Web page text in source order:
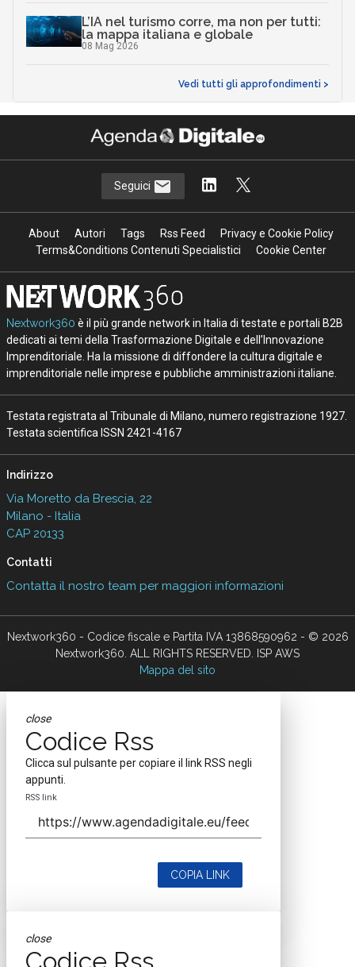
L’IA nel turismo corre, ma non per tutti:
la mappa italiana e globale
08 Mag 2026
Vedi tutti gli approfondimenti >
Seguici
About Autori Tags Rss Feed
Privacy e Cookie Policy
Terms&Conditions Contenuti Specialistici
Cookie Center
Nextwork360 è il più grande network in Italia di testate e portali B2B
dedicati ai temi della Trasformazione Digitale e dell’Innovazione
Imprenditoriale. Ha la missione di diffondere la cultura digitale e
imprenditoriale nelle imprese e pubbliche amministrazioni italiane.
Testata registrata al Tribunale di Milano, numero registrazione 1927.
Testata scientifica ISSN 2421-4167
Indirizzo
Via Moretto da Brescia, 22
Milano - Italia
CAP 20133
Contatti
Contatta il nostro team per maggiori informazioni
Nextwork360 - Codice fiscale e Partita IVA 13868590962 - © 2026
Nextwork360. ALL RIGHTS RESERVED. ISP AWS
Mappa del sito
close
Codice Rss
Clicca sul pulsante per copiare il link RSS negli
appunti.
RSS link
COPIA LINK
close